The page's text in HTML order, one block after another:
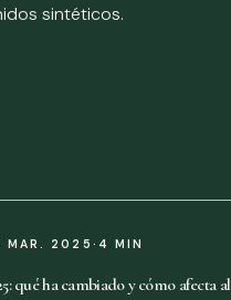
sintéticos.
MAR. 2025 · 4 MIN
qué ha cambiado y cómo afecta al